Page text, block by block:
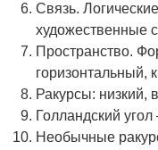
Связь.
художественные
Пространство.
горизонтальный,
Ракурсы: низкий,
Голландский
Необычные